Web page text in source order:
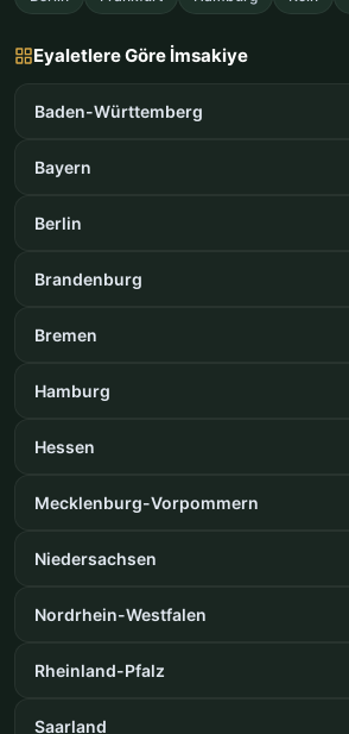
Eyaletlere Göre İmsakiye
Baden-Württemberg
Bayern
Berlin
Brandenburg
Bremen
Hamburg
Hessen
Mecklenburg-Vorpommern
Niedersachsen
Nordrhein-Westfalen
Rheinland-Pfalz
Saarland